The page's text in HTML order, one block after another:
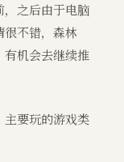
，之后由于电脑
不错，森林
有机会去继续推
主要玩的游戏类